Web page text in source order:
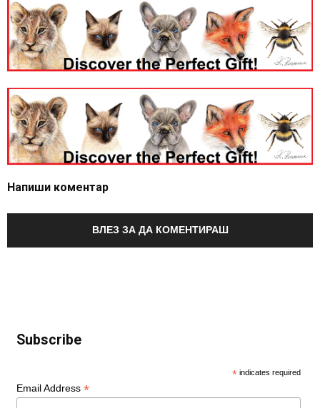
Напиши коментар
ВЛЕЗ ЗА ДА КОМЕНТИРАШ
Subscribe
* indicates required
Email Address *